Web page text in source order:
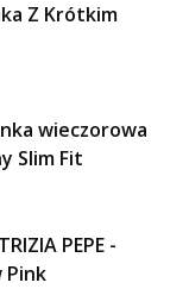
Z Krótkim
wieczorowa
Slim Fit
PEPE -
Pink